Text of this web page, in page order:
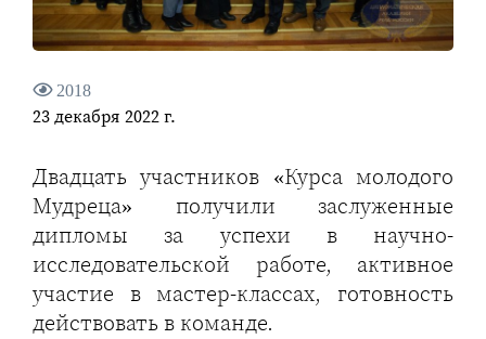
2018
23 декабря 2022 г.
Двадцать участников «Курса молодого
Мудреца» получили заслуженные
дипломы за успехи в научно-
исследовательской работе, активное
участие в мастер-классах, готовность
действовать в команде.